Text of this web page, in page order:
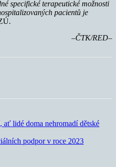
specifické terapeutické možnosti
pacientů je
–ČTK/RED–
ať lidé doma nehromadí dětské
podpor v roce 2023